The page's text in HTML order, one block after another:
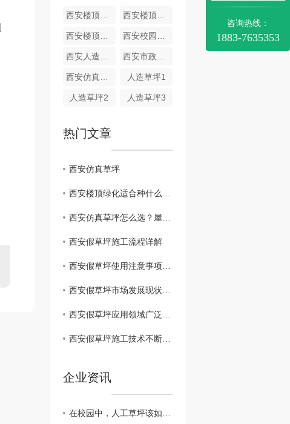
西安楼顶绿化-木益仿真草坪 西安楼顶绿化-木益草坪
西安楼顶草坪 西安校园草坪
西安人造草坪施工 西安市政围挡草坪
西安仿真草坪批发 人造草坪1
人造草坪2 人造草坪3
热门文章
西安仿真草坪
西安楼顶绿化适合种什么？本地气候屋顶绿植搭配指南
西安仿真草坪怎么选？屋顶阳台人造草防晒耐磨安装要点全解析
西安假草坪施工流程详解
西安假草坪使用注意事项解析
西安假草坪市场发展现状分析
西安假草坪应用领域广泛，助力城市绿化建设
西安假草坪施工技术不断提升，质量有保障
企业资讯
在校园中，人工草坪该如何定期保养？
咨询热线：
1883-7635353